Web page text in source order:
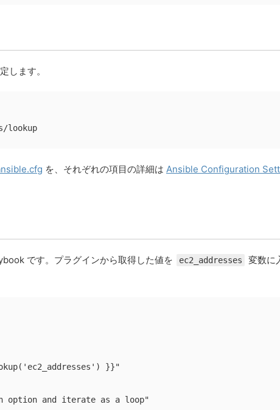
します。
lookup
を、それぞれの項目の詳細は Ansible Configuration
です。プラグインから取得した値を ec2_addresses 変数に
}}"
option and iterate as a loop"